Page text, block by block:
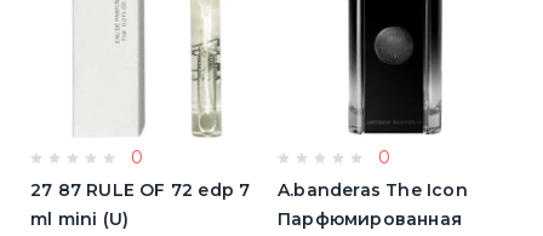
0
27 87 RULE OF 72 edp 7
ml mini (U)
0
A.banderas The Icon
Парфюмированная